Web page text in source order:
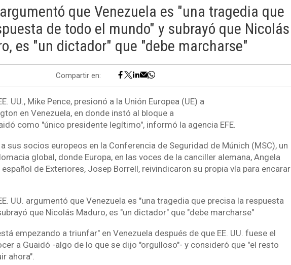
que Venezuela es "una tragedia que
de todo el mundo" y subrayó que Nicolás
es "un dictador" que "debe marcharse"
Compartir en:
UU., Mike Pence, presionó a la Unión Europea (UE) a
en Venezuela, en donde instó al bloque a
como "único presidente legítimo", informó la agencia EFE.
sus socios europeos en la Conferencia de Seguridad de Múnich (MSC), un
global, donde Europa, en las voces de la canciller alemana, Angela
de Exteriores, Josep Borrell, reivindicaron su propia vía para encarar
UU. argumentó que Venezuela es "una tragedia que precisa la respuesta
que Nicolás Maduro, es "un dictador" que "debe marcharse"
empezando a triunfar" en Venezuela después de que EE. UU. fuese el
a Guaidó -algo de lo que se dijo "orgulloso"- y consideró que "el resto
ahora".